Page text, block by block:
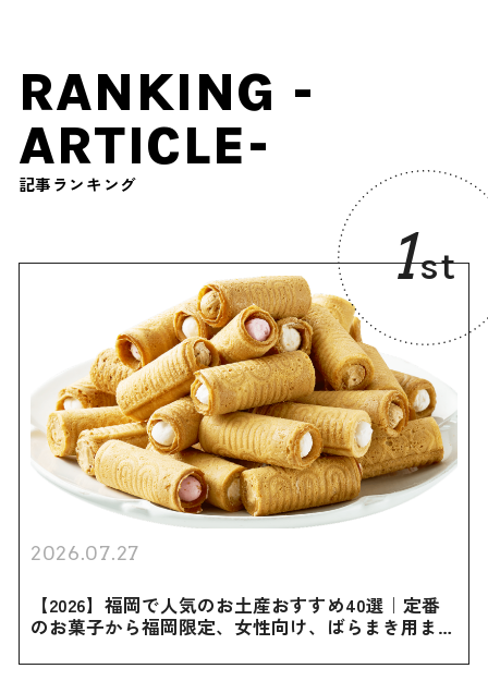
RANKING -
ARTICLE-
記事ランキング
1st
2026.07.27
【2026】福岡で人気のお土産おすすめ40選｜定番
のお菓子から福岡限定、女性向け、ばらまき用まで